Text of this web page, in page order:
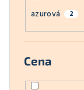
azurová 2
Cena